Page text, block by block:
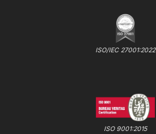
ISO/IEC 27001:2022
ISO 9001:2015